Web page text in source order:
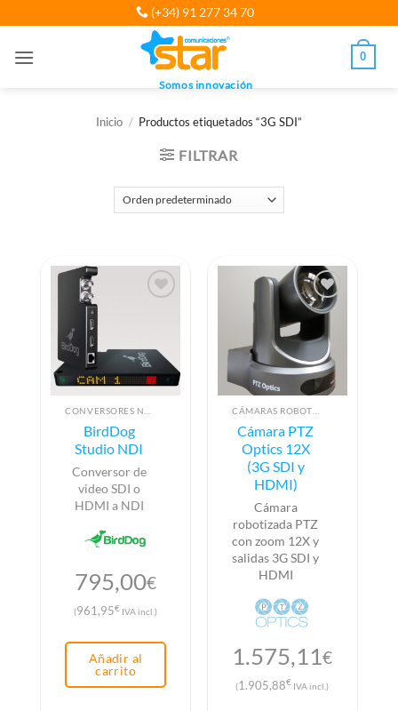
al
(+34) 91 277 34 70
Somos innovación
0
Inicio / Productos etiquetados “3G SDI”
FILTRAR
BirdDog
Studio NDI
Conversor de
video SDI o
HDMI a NDI
795,00€
(961,95€ IVA incl.)
Añadir al
carrito
Cámara PTZ
Optics 12X
(3G SDI y
HDMI)
Cámara
robotizada PTZ
con zoom 12X y
salidas 3G SDI y
HDMI
1.575,11€
(1.905,88€ IVA incl.)